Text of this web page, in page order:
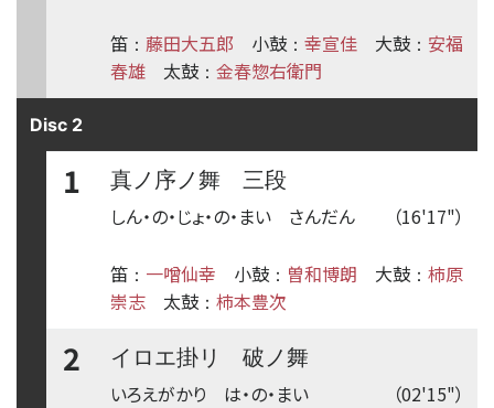
笛 ： 藤田大五郎 小鼓 ： 幸宣佳 大鼓 ： 安福
春雄
太鼓 ： 金春惣右衛門
Disc 2
1
真ノ序ノ舞 三段
（16'17"）
しん・の・じょ・の・まい さんだん
笛 ： 一噌仙幸 小鼓 ： 曽和博朗 大鼓 ： 柿原
崇志
太鼓 ： 柿本豊次
2
イロエ掛リ 破ノ舞
（02'15"）
いろえがかり は・の・まい